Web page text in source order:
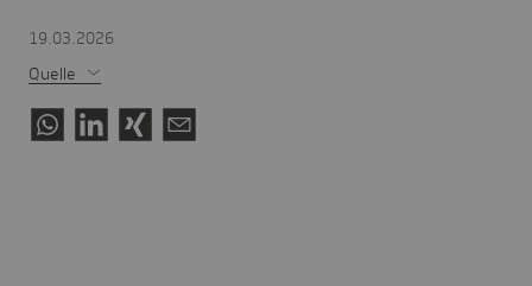
19.03.2026
Quelle